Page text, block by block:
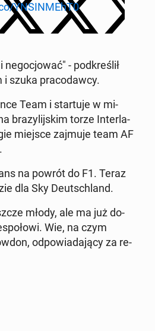
YN­SIN­MEhT0
- pod­kre­ślił
szuka pra­co­daw­cy.
Team i star­tu­je w mi­
bra­zy­lij­skim torze In­ter­la­
miejsce zajmuje team AF
na powrót do F1. Teraz
dla Sky Deutsch­land.
młody, ale ma już do­
Wie, na czym
od­po­wia­da­ją­cy za re­